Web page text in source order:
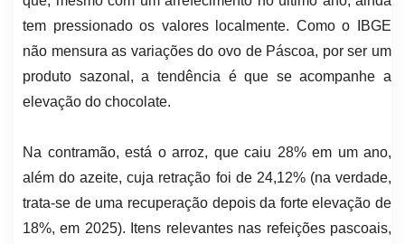
tem pressionado os valores localmente. Como o IBGE
não mensura as variações do ovo de Páscoa, por ser um
produto sazonal, a tendência é que se acompanhe a
elevação do chocolate.
Na contramão, está o arroz, que caiu 28% em um ano,
além do azeite, cuja retração foi de 24,12% (na verdade,
trata-se de uma recuperação depois da forte elevação de
18%, em 2025). Itens relevantes nas refeições pascoais,